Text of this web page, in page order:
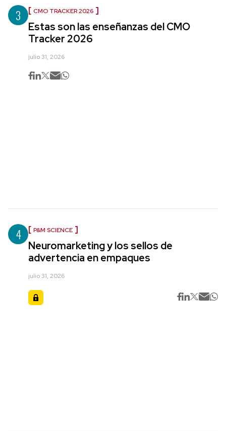
3 CMO TRACKER 2026
Estas son las enseñanzas del CMO
Tracker 2026
julio 31, 2026
4 P&M SCIENCE
Neuromarketing y los sellos de
advertencia en empaques
julio 31, 2026